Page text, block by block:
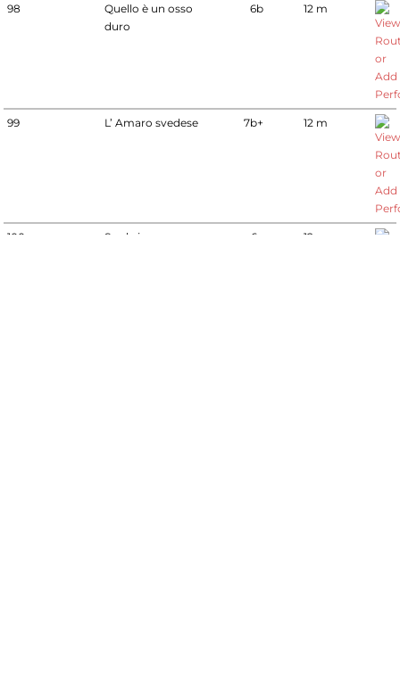
98
Quello è un osso
duro
6b 12 m
99 L’ Amaro svedese 7b+ 12 m
100 Sarde in saor 6c 12 m